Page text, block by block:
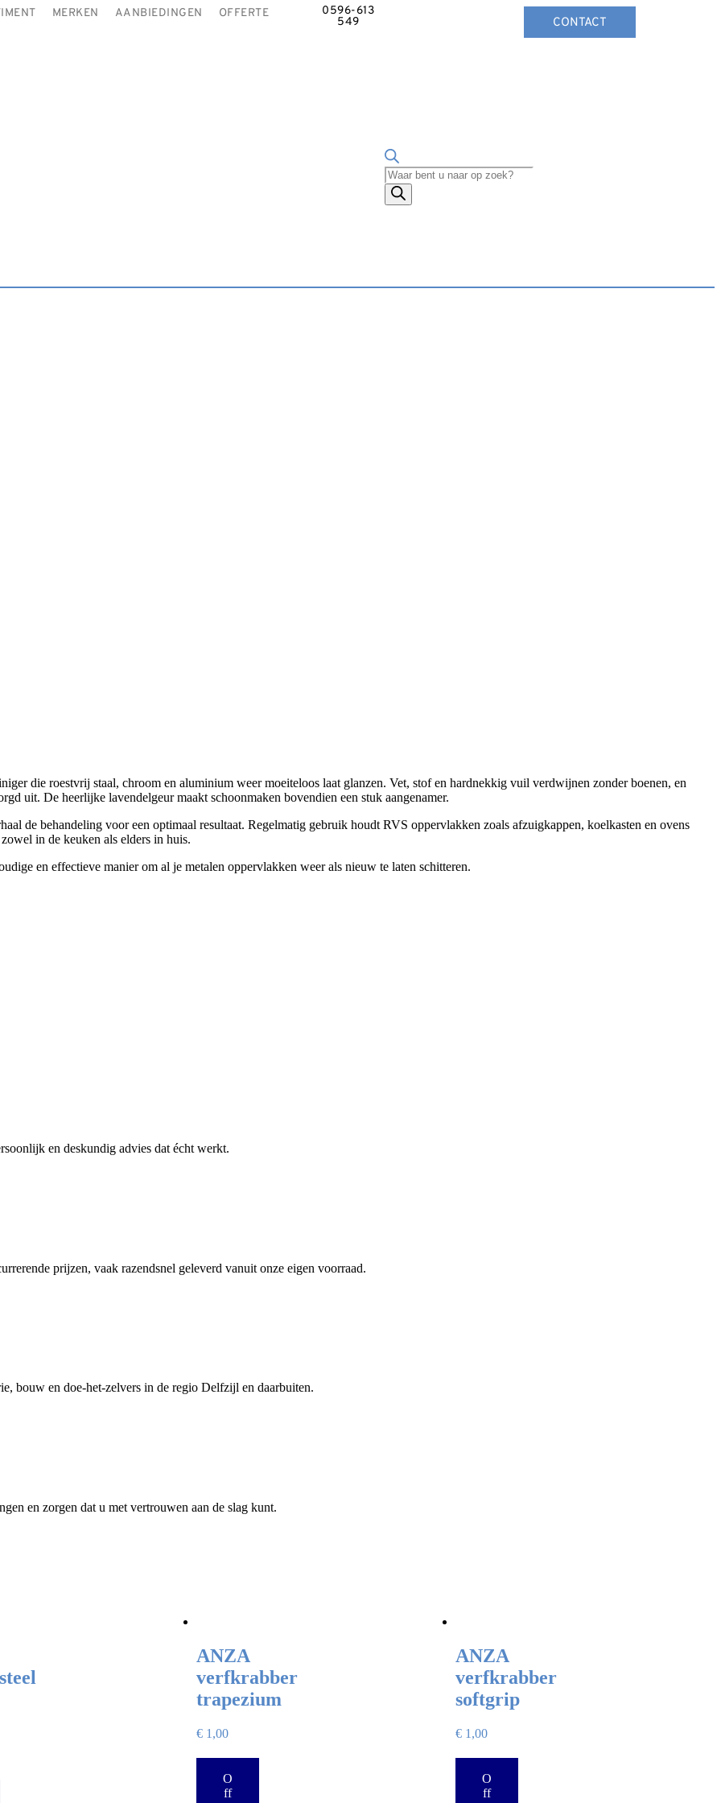
MERKEN AANBIEDINGEN
OFFERTE
0596-613
549
CONTACT
die roestvrij staal, chroom en aluminium weer moeiteloos laat glanzen. Vet, stof en hardnekkig vuil verdwijnen zonder boenen, en
uit. De heerlijke lavendelgeur maakt schoonmaken bovendien een stuk aangenamer.
de behandeling voor een optimaal resultaat. Regelmatig gebruik houdt RVS oppervlakken zoals afzuigkappen, koelkasten en ovens
in de keuken als elders in huis.
en effectieve manier om al je metalen oppervlakken weer als nieuw te laten schitteren.
en deskundig advies dat écht werkt.
prijzen, vaak razendsnel geleverd vanuit onze eigen voorraad.
bouw en doe-het-zelvers in de regio Delfzijl en daarbuiten.
en zorgen dat u met vertrouwen aan de slag kunt.
ANZA
verfkrabber
trapezium
€ 1,00
O
ff
ANZA
verfkrabber
softgrip
€ 1,00
O
ff